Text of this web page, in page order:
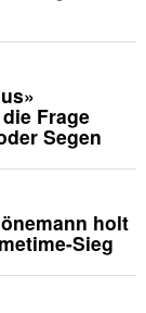
Frage
Segen
holt
Sieg